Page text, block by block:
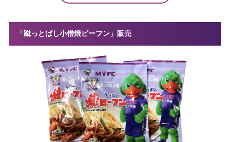
「蹴っとばし小僧焼ビーフン」販売